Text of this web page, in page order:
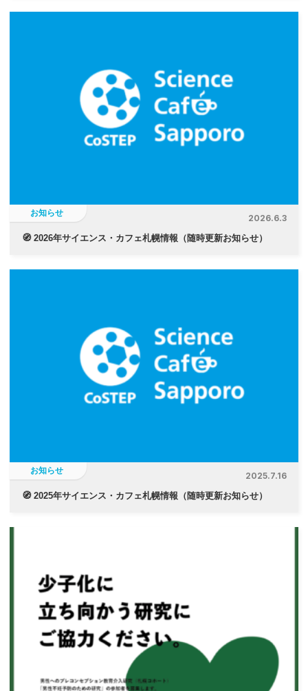
お知らせ
2026.6.3
🧭 2026年サイエンス・カフェ札幌情報（随時更新お知らせ）
お知らせ
2025.7.16
🧭 2025年サイエンス・カフェ札幌情報（随時更新お知らせ）